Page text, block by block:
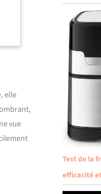
elle
vue
Test de la
efficacité